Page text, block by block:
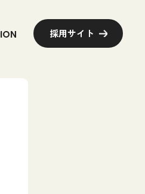
ION 採用サイト